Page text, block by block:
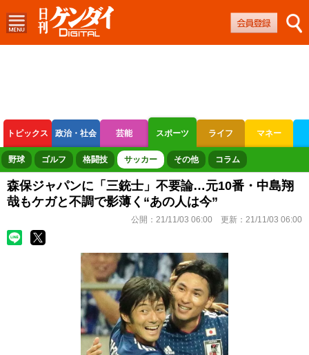
トピックス 政治・社会 芸能 スポーツ ライフ マネー
ボートレース 競輪 オートレース
野球 ゴルフ 格闘技 サッカー その他 コラム
森保ジャパンに「三銃士」不要論…元10番・中島翔
哉もケガと不調で影薄く“あの人は今”
公開： 21/11/03 06:00 更新： 21/11/03 06:00